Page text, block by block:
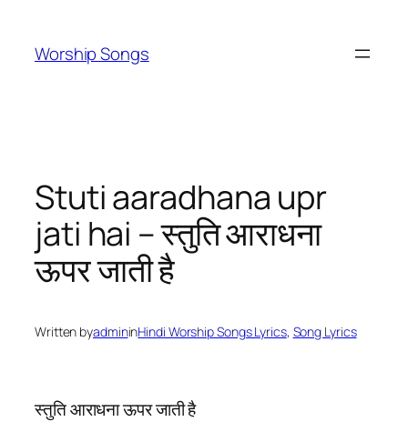
content
Worship Songs
Stuti aaradhana upr
jati hai – स्तुति आराधना
ऊपर जाती है
Written byadmininHindi Worship Songs Lyrics, Song Lyrics
स्तुति आराधना ऊपर जाती है